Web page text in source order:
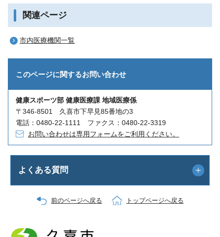
関連ページ
市内医療機関一覧
このページに関するお問い合わせ
健康スポーツ部 健康医療課 地域医療係
〒346-8501 久喜市下早見85番地の3
電話：0480-22-1111 ファクス：0480-22-3319
お問い合わせは専用フォームをご利用ください。
よくある質問
前のページへ戻る トップページへ戻る